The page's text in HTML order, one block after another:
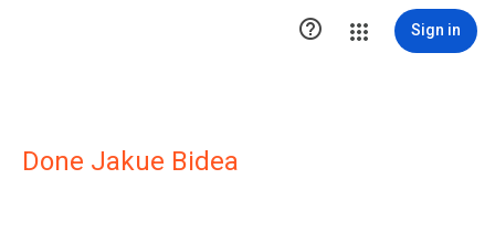
 Sign in
Done Jakue Bidea